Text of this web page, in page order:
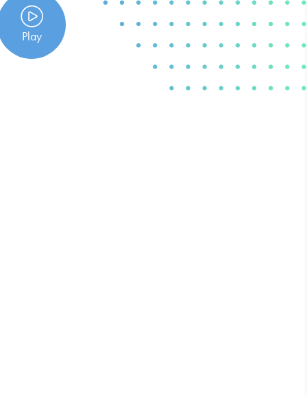
Play